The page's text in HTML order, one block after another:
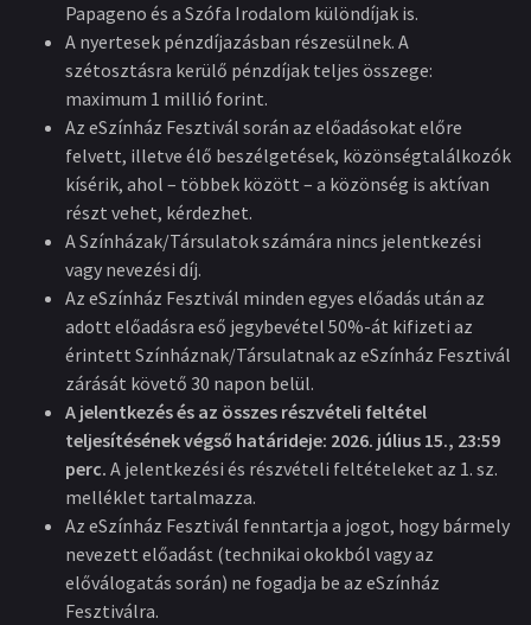
Papageno és a Szófa Irodalom különdíjak is.
A nyertesek pénzdíjazásban részesülnek. A
szétosztásra kerülő pénzdíjak teljes összege:
maximum 1 millió forint.
Az eSzínház Fesztivál során az előadásokat előre
felvett, illetve élő beszélgetések, közönségtalálkozók
kísérik, ahol – többek között – a közönség is aktívan
részt vehet, kérdezhet.
A Színházak/Társulatok számára nincs jelentkezési
vagy nevezési díj.
Az eSzínház Fesztivál minden egyes előadás után az
adott előadásra eső jegybevétel 50%-át kifizeti az
érintett Színháznak/Társulatnak az eSzínház Fesztivál
zárását követő 30 napon belül.
A jelentkezés és az összes részvételi feltétel
teljesítésének végső határideje: 2026. július 15., 23:59
perc. A jelentkezési és részvételi feltételeket az 1. sz.
melléklet tartalmazza.
Az eSzínház Fesztivál fenntartja a jogot, hogy bármely
nevezett előadást (technikai okokból vagy az
előválogatás során) ne fogadja be az eSzínház
Fesztiválra.